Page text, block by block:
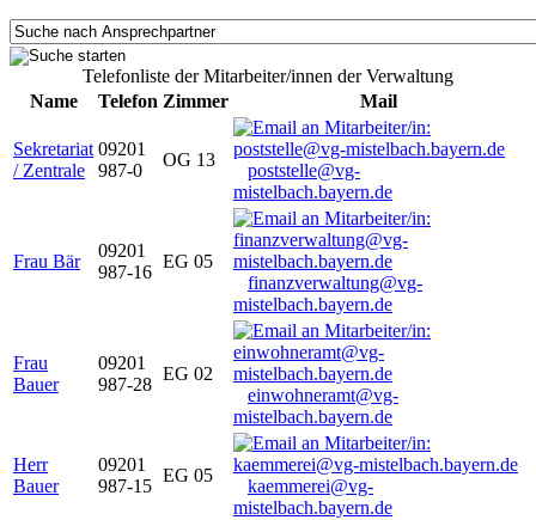
Telefonliste der Mitarbeiter/innen der Verwaltung
Name
Telefon Zimmer Mail
Sekretariat
/ Zentrale
09201
987-0
OG 13
poststelle@vg-
mistelbach.bayern.de
Frau Bär
09201
987-16
EG 05
finanzverwaltung@vg-
mistelbach.bayern.de
Frau
Bauer
09201
987-28
EG 02
einwohneramt@vg-
mistelbach.bayern.de
Herr
Bauer
09201
987-15
EG 05
kaemmerei@vg-
mistelbach.bayern.de